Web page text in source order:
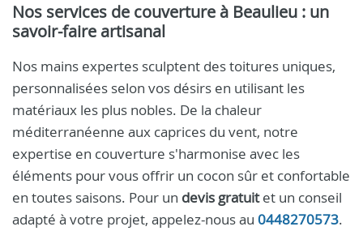
Nos services de couverture à Beaulieu : un
savoir-faire artisanal
Nos mains expertes sculptent des toitures uniques,
personnalisées selon vos désirs en utilisant les
matériaux les plus nobles. De la chaleur
méditerranéenne aux caprices du vent, notre
expertise en couverture s'harmonise avec les
éléments pour vous offrir un cocon sûr et confortable
en toutes saisons. Pour un devis gratuitet un conseil
adapté à votre projet, appelez-nous au 0448270573.